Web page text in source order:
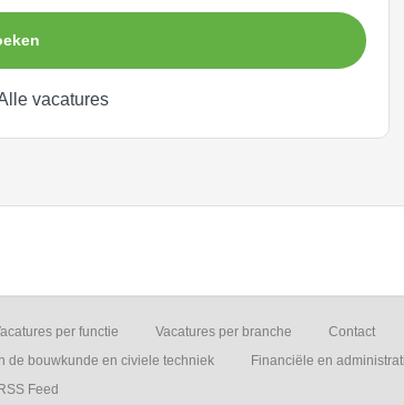
vacatures
per functie Vacatures per branche
Contact
de bouwkunde en civiele techniek
Financiële en
RSS Feed